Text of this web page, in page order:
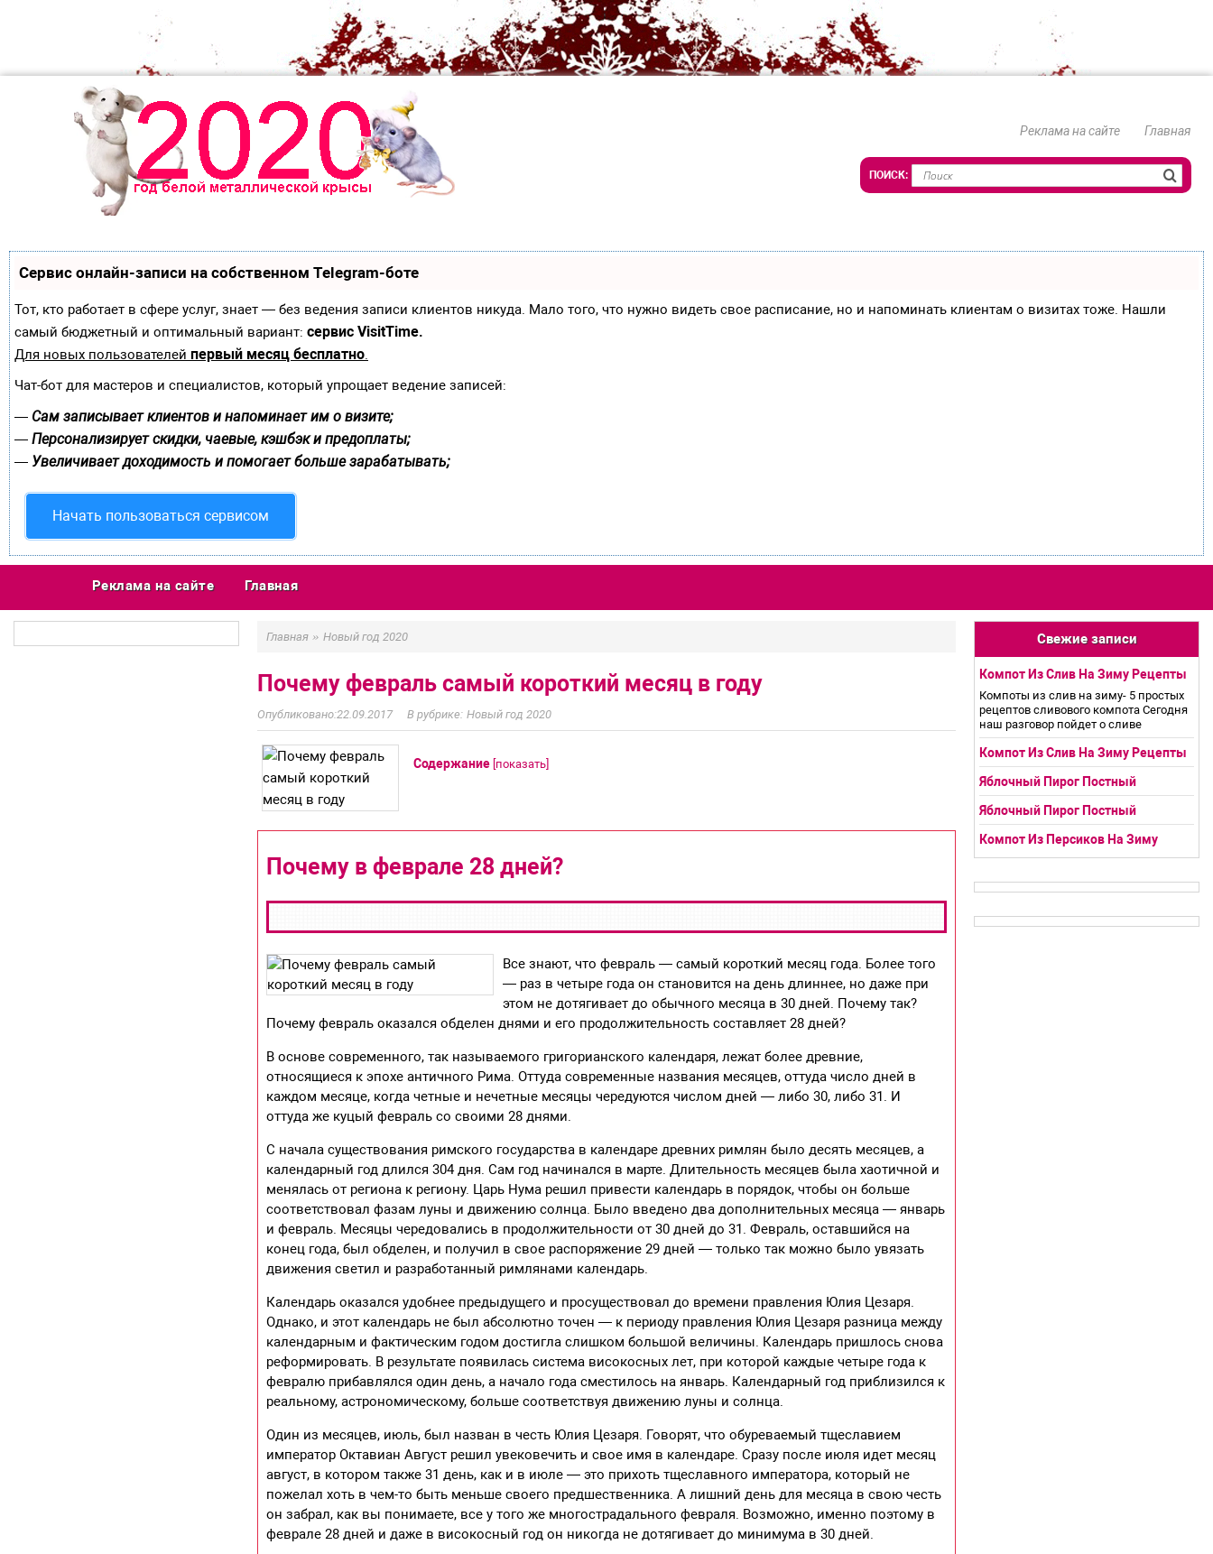
Реклама на сайте Главная
Сервис онлайн-записи на собственном Telegram-боте
Тот, кто работает в сфере услуг, знает — без ведения записи клиентов никуда. Мало того, что нужно видеть свое расписание, но и напоминать клиентам о визитах тоже. Нашли
самый бюджетный и оптимальный вариант: сервис VisitTime.
Для новых пользователей первый месяц бесплатно.
Чат-бот для мастеров и специалистов, который упрощает ведение записей:
— Сам записывает клиентов и напоминает им о визите;
— Персонализирует скидки, чаевые, кэшбэк и предоплаты;
— Увеличивает доходимость и помогает больше зарабатывать;
Начать пользоваться сервисом
Реклама на сайте Главная
Главная » Новый год 2020
Почему февраль самый короткий месяц в году
22.09.2017 Новый год 2020
Содержание [показать]
Почему в феврале 28 дней?
Все знают, что февраль — самый короткий месяц года. Более того
— раз в четыре года он становится на день длиннее, но даже при
этом не дотягивает до обычного месяца в 30 дней. Почему так?
Почему февраль оказался обделен днями и его продолжительность составляет 28 дней?
В основе современного, так называемого григорианского календаря, лежат более древние,
относящиеся к эпохе античного Рима. Оттуда современные названия месяцев, оттуда число дней в
каждом месяце, когда четные и нечетные месяцы чередуются числом дней — либо 30, либо 31. И
оттуда же куцый февраль со своими 28 днями.
С начала существования римского государства в календаре древних римлян было десять месяцев, а
календарный год длился 304 дня. Сам год начинался в марте. Длительность месяцев была хаотичной и
менялась от региона к региону. Царь Нума решил привести календарь в порядок, чтобы он больше
соответствовал фазам луны и движению солнца. Было введено два дополнительных месяца — январь
и февраль. Месяцы чередовались в продолжительности от 30 дней до 31. Февраль, оставшийся на
конец года, был обделен, и получил в свое распоряжение 29 дней — только так можно было увязать
движения светил и разработанный римлянами календарь.
Календарь оказался удобнее предыдущего и просуществовал до времени правления Юлия Цезаря.
Однако, и этот календарь не был абсолютно точен — к периоду правления Юлия Цезаря разница между
календарным и фактическим годом достигла слишком большой величины. Календарь пришлось снова
реформировать. В результате появилась система високосных лет, при которой каждые четыре года к
февралю прибавлялся один день, а начало года сместилось на январь. Календарный год приблизился к
реальному, астрономическому, больше соответствуя движению луны и солнца.
Один из месяцев, июль, был назван в честь Юлия Цезаря. Говорят, что обуреваемый тщеславием
император Октавиан Август решил увековечить и свое имя в календаре. Сразу после июля идет месяц
август, в котором также 31 день, как и в июле — это прихоть тщеславного императора, который не
пожелал хоть в чем-то быть меньше своего предшественника. А лишний день для месяца в свою честь
он забрал, как вы понимаете, все у того же многострадального февраля. Возможно, именно поэтому в
феврале 28 дней и даже в високосный год он никогда не дотягивает до минимума в 30 дней.
Свежие записи
Компот Из Слив На Зиму Рецепты
Компоты из слив на зиму- 5 простых
рецептов сливового компота Сегодня
наш разговор пойдет о сливе
Компот Из Слив На Зиму Рецепты
Яблочный Пирог Постный
Яблочный Пирог Постный
Компот Из Персиков На Зиму